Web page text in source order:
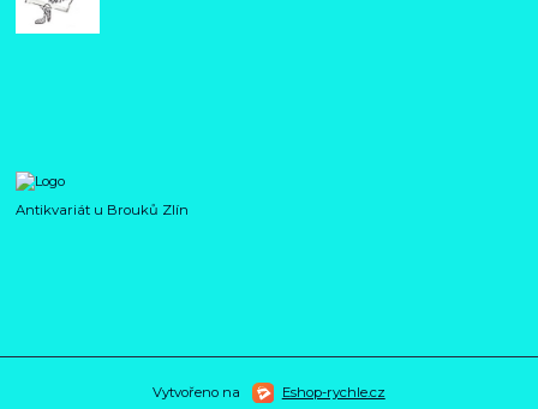
Antikvariát u Brouků Zlín
Vytvořeno na Eshop-rychle.cz